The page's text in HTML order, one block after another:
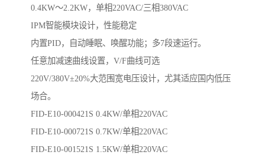
0.4KW～2.2KW，单相220VAC/三相380VAC
IPM智能模块设计，性能稳定
内置PID，自动睡眠、唤醒功能；多7段速运行。
任意加减速曲线设置，V/F曲线可选
220V/380V±20%大范围宽电压设计，尤其适应国内低压
场合。
FID-E10-000421S 0.4KW/单相220VAC
FID-E10-000721S 0.7KW/单相220VAC
FID-E10-001521S 1.5KW/单相220VAC